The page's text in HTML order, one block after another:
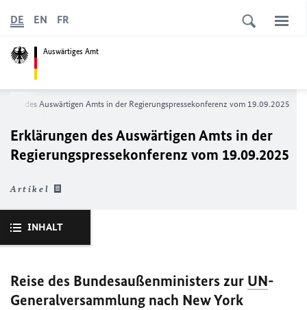
Auswärtiges Amt
DE EN FR
des Auswärtigen Amts in der Regierungspressekonferenz vom 19.09.2025
Erklärungen des Auswärtigen Amts in der
Regierungspressekonferenz vom 19.09.2025
Artikel
INHALT
Reise des Bundesaußenministers zur UN-
Generalversammlung nach New York